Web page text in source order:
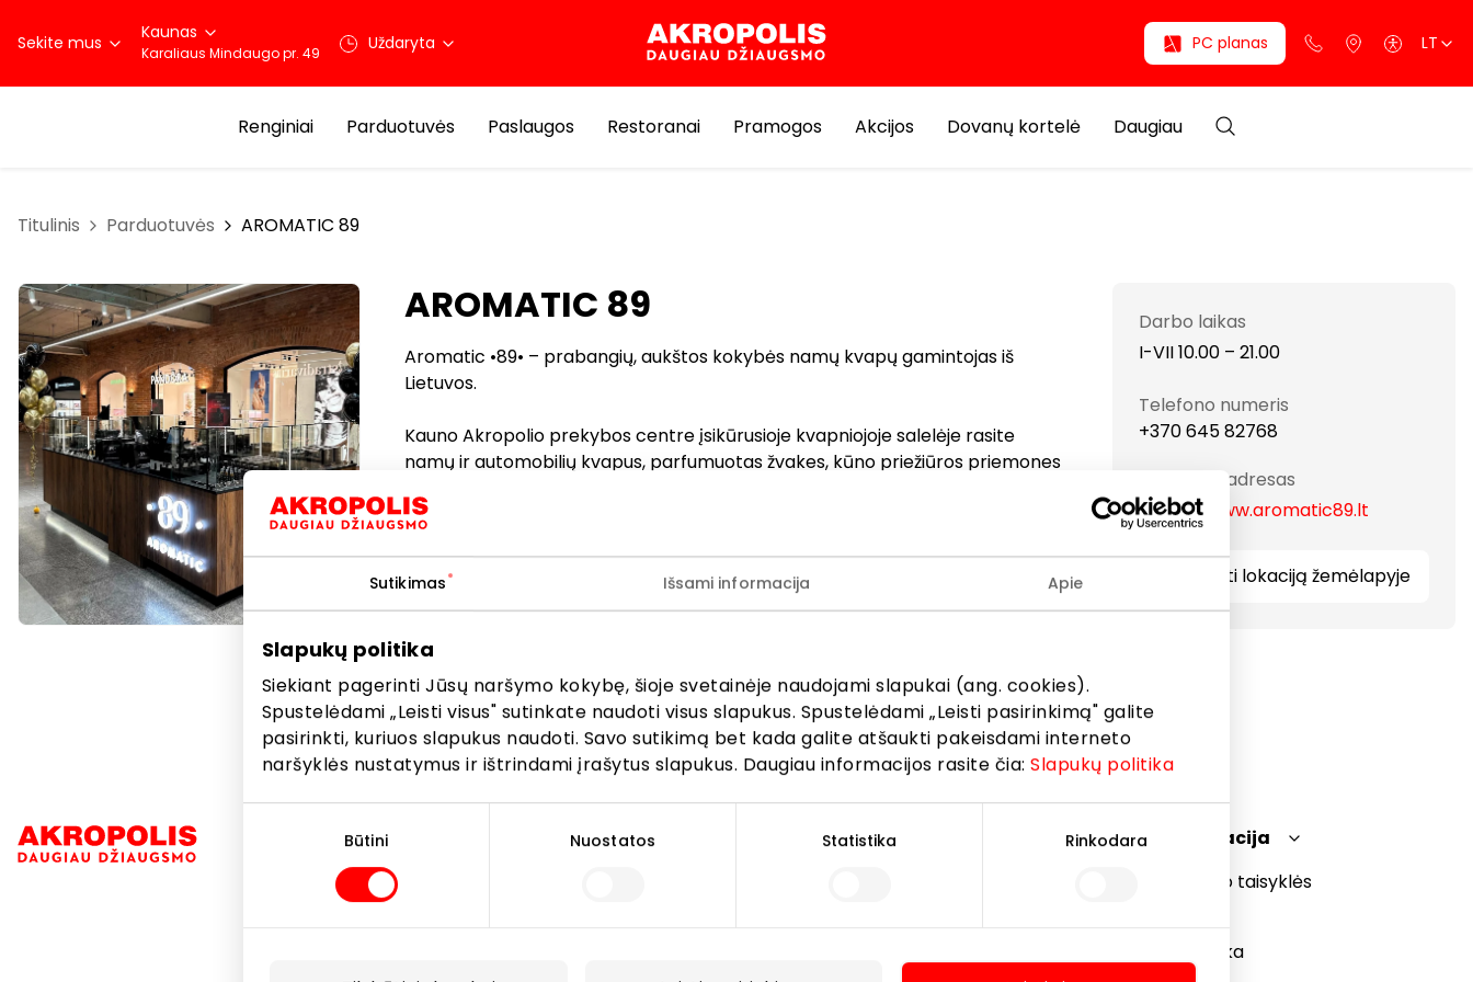
Sutikimas Išsami informacija Apie
Slapukų politika
Siekiant pagerinti Jūsų naršymo kokybę, šioje svetainėje naudojami slapukai (ang. cookies).
Spustelėdami „Leisti visus" sutinkate naudoti visus slapukus. Spustelėdami „Leisti pasirinkimą" galite
pasirinkti, kuriuos slapukus naudoti. Savo sutikimą bet kada galite atšaukti pakeisdami interneto
naršyklės nustatymus ir ištrindami įrašytus slapukus. Daugiau informacijos rasite čia:Slapukų politika
Būtini Nuostatos Statistika Rinkodara
Sekite mus Kaunas
Karaliaus Mindaugo pr. 49 Uždaryta PC planas LT
Renginiai Parduotuvės Paslaugos Restoranai Pramogos Akcijos Dovanų kortelė Daugiau
Titulinis Parduotuvės AROMATIC 89
AROMATIC 89
Aromatic •89• – prabangių, aukštos kokybės namų kvapų gamintojas iš
Lietuvos.
Kauno Akropolio prekybos centre įsikūrusioje kvapniojoje salelėje rasite
namų ir automobilių kvapus, parfumuotas žvakes, kūno priežiūros priemones
kokybės, sukurti jūsų kasdieniam jaukumui. Atraskite aromatus, kurie pripildys
Dovanos Dovanos, aksesuarai Parduotuvės
Darbo laikas
I-VII 10.00 – 21.00
Telefono numeris
+370 645 82768
Svetainės adresas
https://www.aromatic89.lt
Rodyti lokaciją žemėlapyje
Navigacija
Parduotuvės
Lankytojams
Teisinė informacija
Prekybos centro taisyklės
Privatumo politika